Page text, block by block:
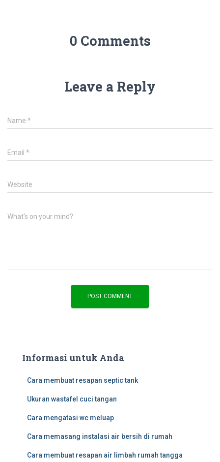
0 Comments
Leave a Reply
Name *
Email *
Website
What's on your mind?
Informasi untuk Anda
Cara membuat resapan septic tank
Ukuran wastafel cuci tangan
Cara mengatasi wc meluap
Cara memasang instalasi air bersih di rumah
Cara membuat resapan air limbah rumah tangga